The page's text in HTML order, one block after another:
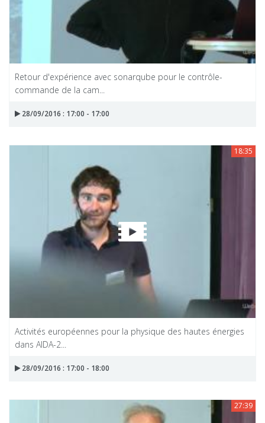
Retour d'expérience avec sonarqube pour le contrôle-
commande de la cam...
28/09/2016 : 17:00 - 17:00
18:35
Activités européennes pour la physique des hautes énergies
dans AIDA-2...
28/09/2016 : 17:00 - 18:00
27:39